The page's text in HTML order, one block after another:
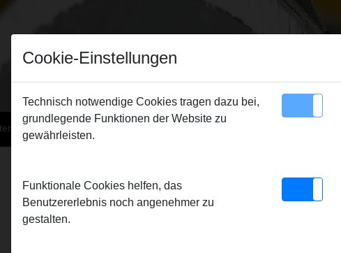
Sitemap
Cookie-Einstellungen
Technisch notwendige Cookies tragen dazu bei,
grundlegende Funktionen der Website zu
gewährleisten.
Funktionale Cookies helfen, das
Benutzererlebnis noch angenehmer zu
gestalten.